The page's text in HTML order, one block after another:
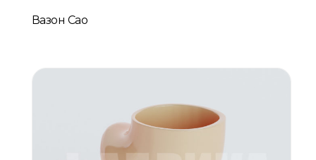
Вазон Cao